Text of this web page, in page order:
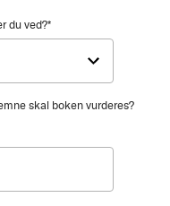
du ved?*
skal boken vurderes?